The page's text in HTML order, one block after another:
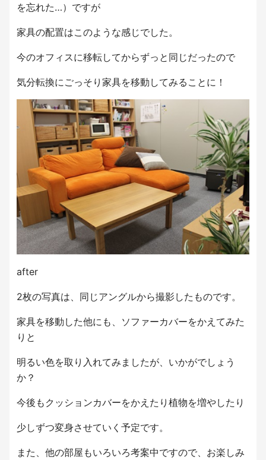
を忘れた…）ですが
家具の配置はこのような感じでした。
今のオフィスに移転してからずっと同じだったので
気分転換にごっそり家具を移動してみることに！
after
2枚の写真は、同じアングルから撮影したものです。
家具を移動した他にも、ソファーカバーをかえてみた
りと
明るい色を取り入れてみましたが、いかがでしょう
か？
今後もクッションカバーをかえたり植物を増やしたり
少しずつ変身させていく予定です。
また、他の部屋もいろいろ考案中ですので、お楽しみ